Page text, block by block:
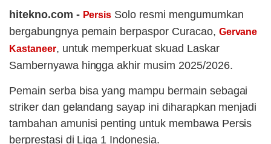
hitekno.com - Persis Solo resmi mengumumkan
bergabungnya pemain berpaspor Curacao, Gervane
Kastaneer, untuk memperkuat skuad Laskar
Sambernyawa hingga akhir musim 2025/2026.
Pemain serba bisa yang mampu bermain sebagai
striker dan gelandang sayap ini diharapkan menjadi
tambahan amunisi penting untuk membawa Persis
berprestasi di Liga 1 Indonesia.